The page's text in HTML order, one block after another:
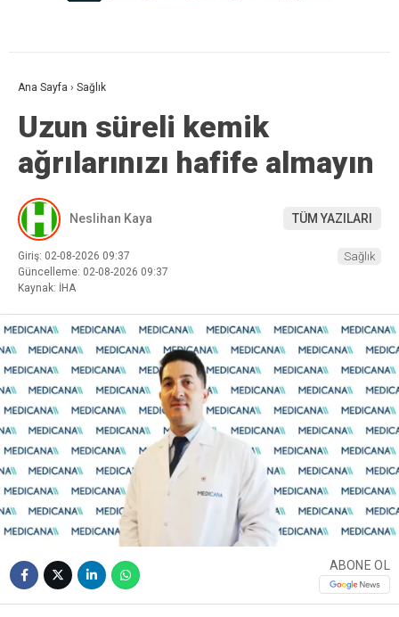
Ana Sayfa › Sağlık
Uzun süreli kemik
ağrılarınızı hafife almayın
Neslihan Kaya TÜM YAZILARI
Giriş: 02-08-2026 09:37
Güncelleme: 02-08-2026 09:37
Kaynak: İHA
Sağlık
ABONE OL